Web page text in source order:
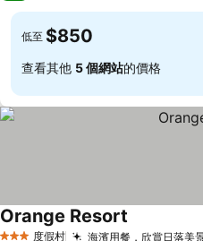
低至 $850
查看其他 5 個網站的價格
度假村 海濱用餐，欣賞日落美
Orange Resort